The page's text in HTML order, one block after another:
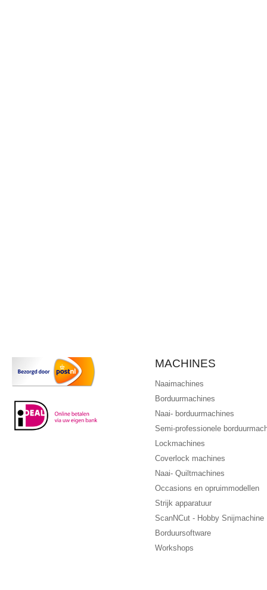
MACHINES
Naaimachines
Borduurmachines
Naai- borduurmachines
Semi-professionele
Lockmachines
Coverlock machines
Naai- Quiltmachines
Occasions en opruimmodellen
Strijk apparatuur
ScanNCut - Hobby Snijmachine
Borduursoftware
Workshops